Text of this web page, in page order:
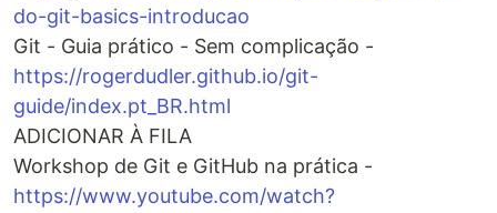
do-git-basics-introducao
Git - Guia prático - Sem complicação -
https://rogerdudler.github.io/git-
guide/index.pt_BR.html
ADICIONAR À FILA
Workshop de Git e GitHub na prática -
https://www.youtube.com/watch?